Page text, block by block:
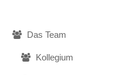
NavigationDas Team
Kollegium